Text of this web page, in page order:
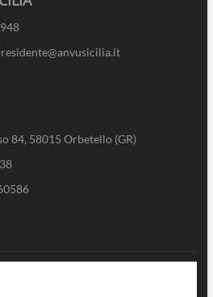
84, 58015 Orbetello (GR)